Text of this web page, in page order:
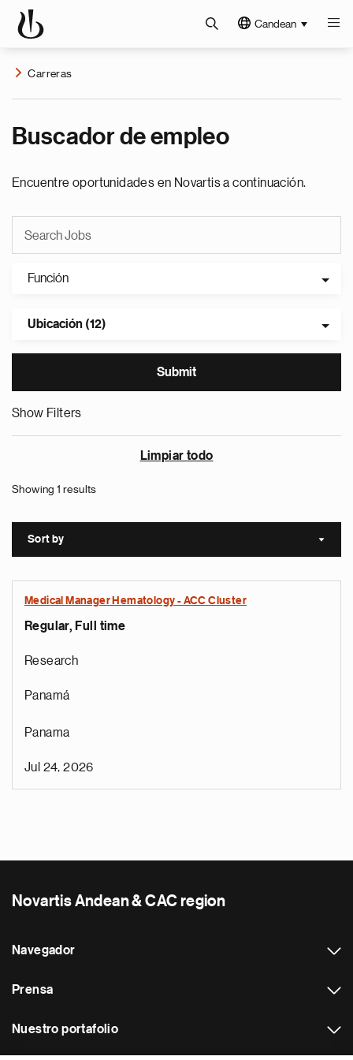
Candean
Carreras
Buscador de empleo
Encuentre oportunidades en Novartis a continuación.
Función
Ubicación (12)
Show Filters
Limpiar todo
Showing 1 results
Sort by Sort
Medical Manager Hematology - ACC Cluster
Regular, Full time
Research
Panamá
Panama
Jul 24, 2026
Novartis Andean & CAC region
Navegador
Prensa
Nuestro portafolio